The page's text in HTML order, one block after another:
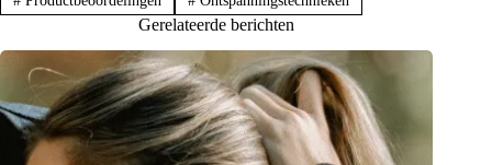
Gerelateerde berichten